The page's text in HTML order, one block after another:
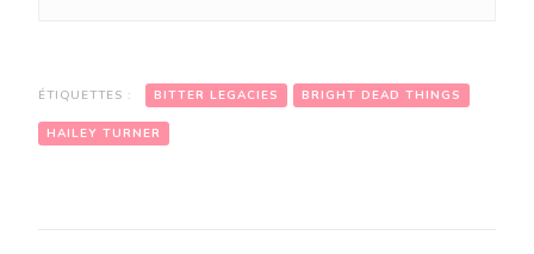
ÉTIQUETTES : BITTER LEGACIES BRIGHT DEAD THINGS
HAILEY TURNER